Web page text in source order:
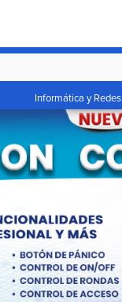
Informática y Redes